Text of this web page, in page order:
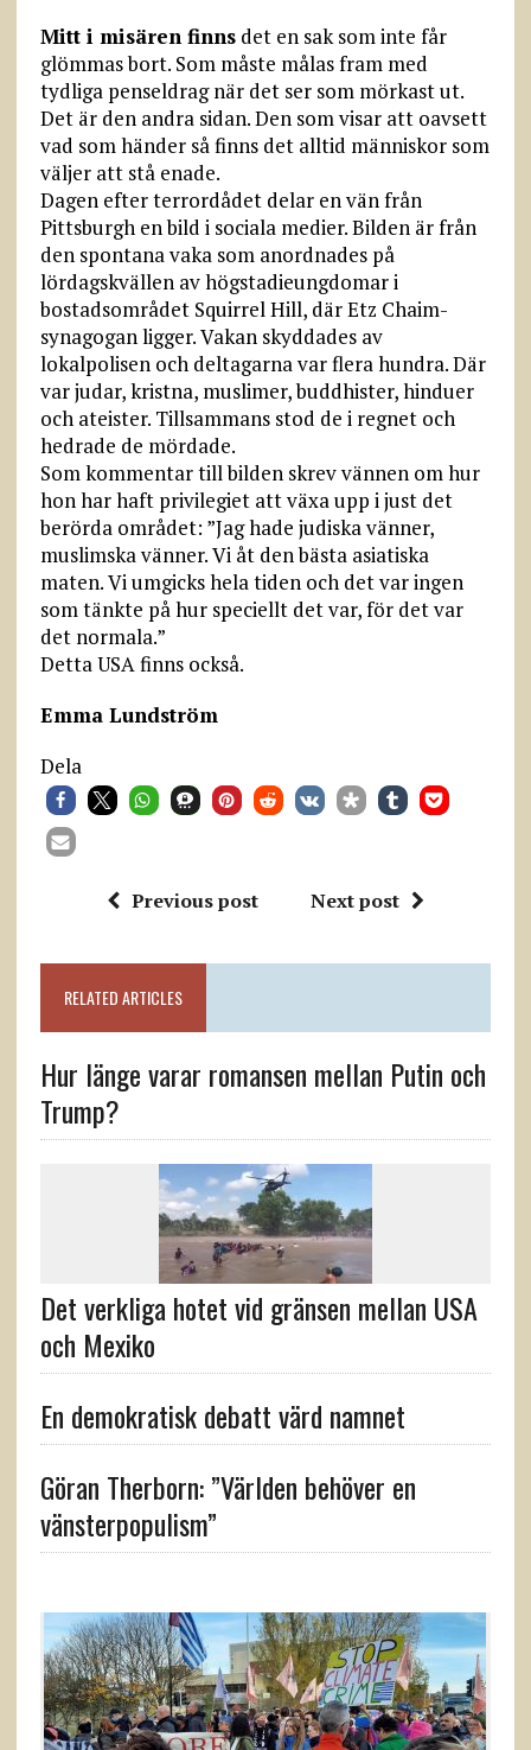
Mitt i misären finnsdet en sak som inte får
glömmas bort. Som måste målas fram med
tydliga penseldrag när det ser som mörkast ut.
Det är den andra sidan. Den som visar att oavsett
vad som händer så finns det alltid människor som
väljer att stå enade.
Dagen efter terrordådet delar en vän från
Pittsburgh en bild i sociala medier. Bilden är från
den spontana vaka som anordnades på
lördagskvällen av högstadieungdomar i
bostadsområdet Squirrel Hill, där Etz Chaim-
synagogan ligger. Vakan skyddades av
lokalpolisen och deltagarna var flera hundra. Där
var judar, kristna, muslimer, buddhister, hinduer
och ateister. Tillsammans stod de i regnet och
hedrade de mördade.
Som kommentar till bilden skrev vännen om hur
hon har haft privilegiet att växa upp i just det
berörda området: ”Jag hade judiska vänner,
muslimska vänner. Vi åt den bästa asiatiska
maten. Vi umgicks hela tiden och det var ingen
som tänkte på hur speciellt det var, för det var
det normala.”
Detta USA finns också.
Emma Lundström
Dela
Previous post Next post
RELATED ARTICLES
Hur länge varar romansen mellan Putin och
Trump?
Det verkliga hotet vid gränsen mellan USA
och Mexiko
En demokratisk debatt värd namnet
Göran Therborn: ”Världen behöver en
vänsterpopulism”